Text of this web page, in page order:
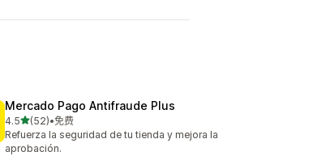
Mercado Pago Antifraude Plus
4.5星（满分 5 星）
(52)
总共 52 条评论
•免费
Refuerza la seguridad de tu tienda y mejora la
aprobación.